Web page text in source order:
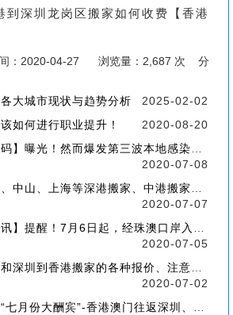
到深圳龙岗区搬家如何收费【香港
：2020-04-27 浏览量：2,687 次 分
大城市现状与趋势分析
2025-02-02
如何进行职业提升！
2020-08-20
光！然而爆发第三波本地感染，或再推迟启用！
2020-07-08
上海等深港搬家、中港搬家的業務範圍、技術保障
2020-07-07
提醒！7月6日起，经珠澳口岸入境有新变化！
2020-07-05
搬家的各种报价、注意事项和派送价格【深港搬家价格查询】
2020-07-02
”-香港澳门往返深圳、珠海、中山、广州等中港澳搬屋搬家